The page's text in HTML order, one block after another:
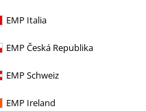
EMP Italia
EMP Česká Republika
EMP Schweiz
EMP Ireland